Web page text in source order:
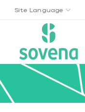
Site Language